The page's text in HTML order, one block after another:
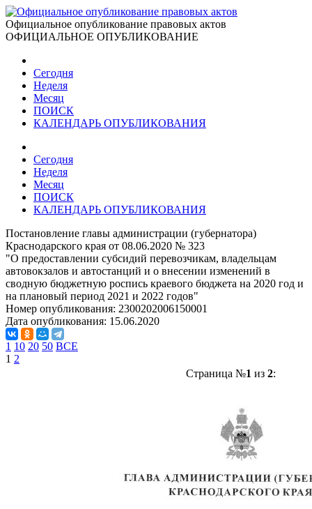
Официальное опубликование правовых актов
ОФИЦИАЛЬНОЕ ОПУБЛИКОВАНИЕ
Сегодня
Неделя
Месяц
ПОИСК
КАЛЕНДАРЬ ОПУБЛИКОВАНИЯ
Сегодня
Неделя
Месяц
ПОИСК
КАЛЕНДАРЬ ОПУБЛИКОВАНИЯ
Постановление главы администрации (губернатора)
Краснодарского края от 08.06.2020 № 323
"О предоставлении субсидий перевозчикам, владельцам
автовокзалов и автостанций и о внесении изменений в
сводную бюджетную роспись краевого бюджета на 2020 год и
на плановый период 2021 и 2022 годов"
Номер опубликования: 2300202006150001
Дата опубликования: 15.06.2020
1 10 20 50 ВСЕ
1 2
Страница №1 из 2: